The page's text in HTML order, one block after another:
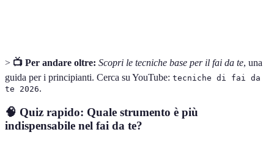
> 📺 Per andare oltre: Scopri le tecniche base per il fai da te, una
guida per i principianti. Cerca su YouTube: tecniche di fai da
te 2026.
🧠 Quiz rapido: Quale strumento è più
indispensabile nel fai da te?